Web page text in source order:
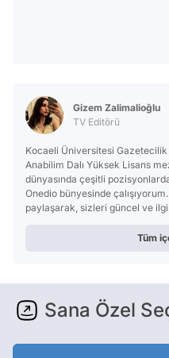
Gizem Zalimalioğlu
TV Editörü
Kocaeli Üniversitesi
Anabilim Dalı Yüksek Lisans
dünyasında çeşitli
Onedio bünyesinde
paylaşarak, sizleri güncel ve
Tüm
Sana Özel